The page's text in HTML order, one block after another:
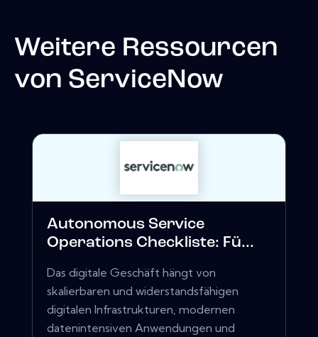
Weitere Ressourcen
von ServiceNow
Autonomous Service
Operations Checkliste: Fü...
Das digitale Geschäft hängt von
skalierbaren und widerstandsfähigen
digitalen Infrastrukturen, modernen
datenintensiven Anwendungen und